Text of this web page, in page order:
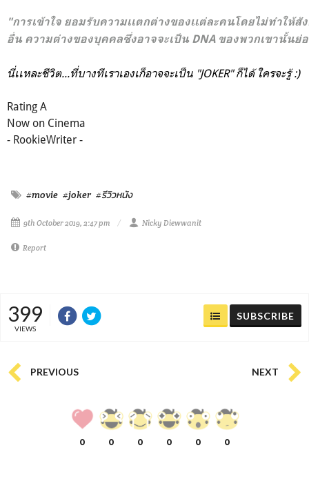
"การเข้าใจ ยอมรับความเเตกต่างของเเต่ละคนโดยไม่ทำให้
อื่น ความต่างของบุคคลซึ่งอาจจะเป็น DNA ของพวกเขานั้น
นี่เเหละชีวิต...ที่บางทีเราเองเก็อาจจะเป็น "JOKER" ก็ได้ ใครจะรู้ :)
Rating A
Now on Cinema
- RookieWriter -
#movie #joker #รีวิวหนัง
9th October 2019, 2:47 pm Nicky Diewwanit
Report
399
VIEWS
SUBSCRIBE
PREVIOUS NEXT
0 0 0 0 0 0